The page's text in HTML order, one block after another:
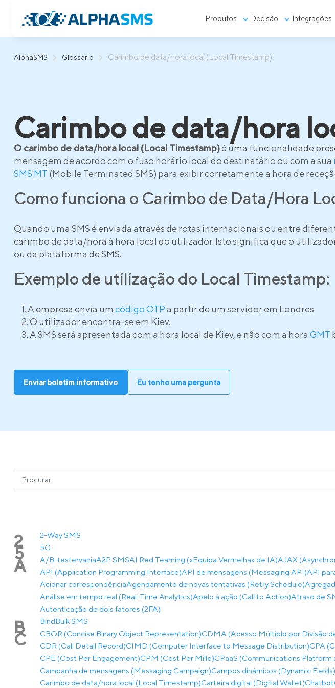
AlphaSMS Glossário Carimbo de data/hora local (Local Timestamp)
Produtos Decisão Integrações
Carimbo de data/hora
O carimbo de data/hora local (Local Timestamp)é uma funcionalidade
mensagem de acordo com o fuso horário local do destinatário ou com a sua
SMS MT (Mobile Terminated SMS) para exibir corretamente a hora de
Como funciona o Carimbo de Data/Hora
Quando uma SMS é enviada através de rotas internacionais ou entre
carimbo de data/hora à hora local do utilizador. Isto significa que o
ou da plataforma de SMS.
Exemplo de utilização do Local Timestamp:
A empresa envia um código OTPa partir de um servidor em Londres.
O utilizador encontra-se em Kiev.
A SMS será apresentada com a hora local de Kiev, e não com a hora GMT
Enviar boletim informativo Eu tenho uma pergunta
2 2-Way SMS
5 5G
A A/B-testervaniaA2P SMSAI Red Teaming («Equipa Vermelha» de IA)AJAX
API (Application Programming Interface)API de mensagens (Messaging API)API
Acionar correspondênciaAgendamento de novas tentativas (Retry Schedule)
Análise em tempo real (Real-Time Analytics)Apelo à ação (Call to Action)Atraso de
Autenticação de dois fatores (2FA)
B BindBulk SMS
C CBOR (Concise Binary Object Representation)CDMA (Acesso Múltiplo por Divisão
CDR (Call Detail Record)CIMD (Computer Interface to Message Distribution)CPA
CPE (Cost Per Engagement)CPM (Cost Per Mille)CPaaS (Communications Platform
Campanha de mensagens (Messaging Campaign)Campos dinâmicos (Dynamic Fields)
Carimbo de data/hora local (Local Timestamp)Carteira digital (Digital Wallet)Chatbot